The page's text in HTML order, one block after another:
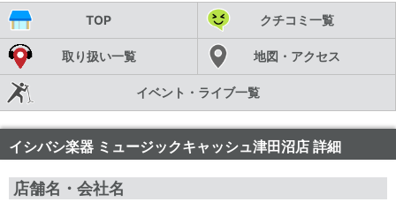
TOP クチコミ一覧
取り扱い一覧 地図・アクセス
イベント・ライブ一覧
イシバシ楽器 ミュージックキャッシュ津田沼店 詳細
店舗名・会社名